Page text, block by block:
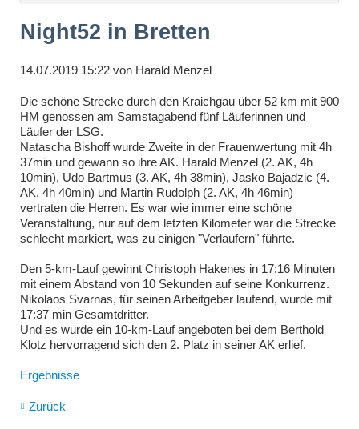
Night52 in Bretten
14.07.2019 15:22von Harald Menzel
Die schöne Strecke durch den Kraichgau über 52 km mit 900
HM genossen am Samstagabend fünf Läuferinnen und
Läufer der LSG.
Natascha Bishoff wurde Zweite in der Frauenwertung mit 4h
37min und gewann so ihre AK. Harald Menzel (2. AK, 4h
10min), Udo Bartmus (3. AK, 4h 38min), Jasko Bajadzic (4.
AK, 4h 40min) und Martin Rudolph (2. AK, 4h 46min)
vertraten die Herren. Es war wie immer eine schöne
Veranstaltung, nur auf dem letzten Kilometer war die Strecke
schlecht markiert, was zu einigen "Verlaufern" führte.
Den 5-km-Lauf gewinnt Christoph Hakenes in 17:16 Minuten
mit einem Abstand von 10 Sekunden auf seine Konkurrenz.
Nikolaos Svarnas, für seinen Arbeitgeber laufend, wurde mit
17:37 min Gesamtdritter.
Und es wurde ein 10-km-Lauf angeboten bei dem Berthold
Klotz hervorragend sich den 2. Platz in seiner AK erlief.
Ergebnisse
Zurück